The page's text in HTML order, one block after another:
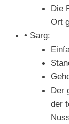
Die
Ort
• Sarg:
Der
der